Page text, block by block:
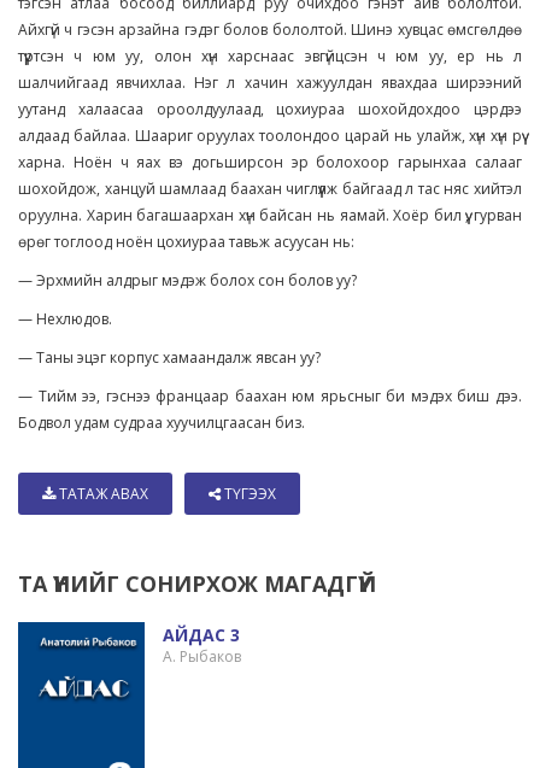
Айхгүй ч гэсэн арзайна гэдэг болов бололтой. Шинэ хувцас өмсгөлдөө
түүртсэн ч юм уу, олон хүн харснаас эвгүйцсэн ч юм уу, ер нь л
шалчийгаад явчихлаа. Нэг л хачин хажуулдан явахдаа ширээний
уутанд халаасаа ороолдуулаад, цохиураа шохойдохдоо цэрдээ
алдаад байлаа. Шаариг оруулах тоолондоо царай нь улайж, хүн хүн рүү
харна. Ноён ч яах вэ догьширсон эр болохоор гарынхаа салааг
шохойдож, ханцуй шамлаад баахан чиглүүлж байгаад л тас няс хийтэл
оруулна. Харин багашаархан хүн байсан нь яамай. Хоёр бил үү, гурван
өрөг тоглоод ноён цохиураа тавьж асуусан нь:
— Эрхмийн алдрыг мэдэж болох сон болов уу?
— Нехлюдов.
— Таны эцэг корпус хамаандалж явсан уу?
— Тийм ээ, гэснээ францаар баахан юм ярьсныг би мэдэх биш дээ.
Бодвол удам судраа хуучилцгаасан биз.
ТАТАЖ АВАХ ТҮГЭЭХ
ТА ҮҮНИЙГ СОНИРХОЖ МАГАДГҮЙ
АЙДАС 3
А. Рыбаков